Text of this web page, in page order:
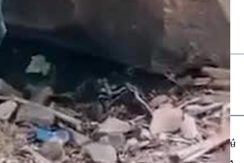
ក់ទៀត នឹងប្រើវិធានការផ្នែកយោធាវាយបកកម្ពុជា
ស្វែងរកព័ត៌មានចាស់ៗ
ប័ណ្ណសារ​ព័ត៌មាន​
អំពីយើង
ក្រមសីលធម៌